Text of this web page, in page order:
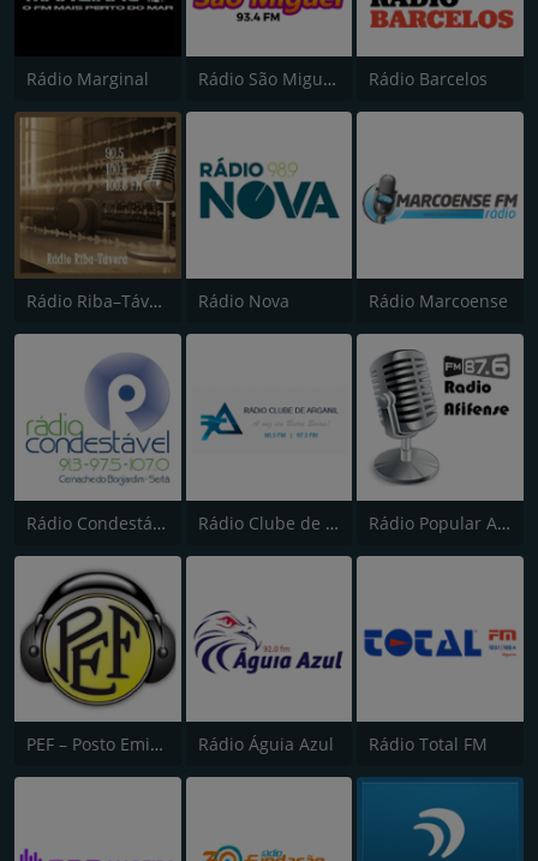
Rádio Marginal Rádio São Miguel 93.5 Rádio Barcelos
Rádio Riba–Távora Rádio Nova Rádio Marcoense
Rádio Condestável Rádio Clube de Arganil Rádio Popular Afifense
PEF – Posto Emissor do Funchal (Canal 2) Rádio Águia Azul Rádio Total FM